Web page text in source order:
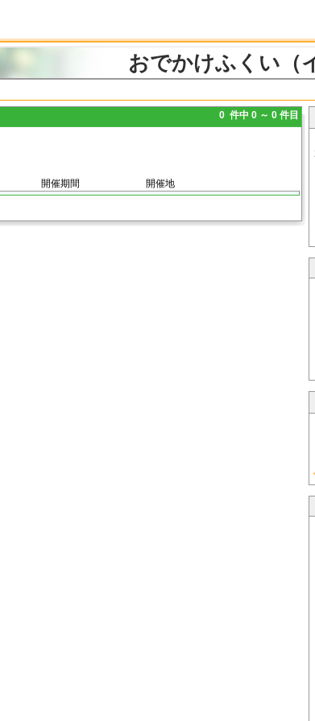
おでかけふくい（
0 件中 0 ～ 0 件目
開催期間 開催地